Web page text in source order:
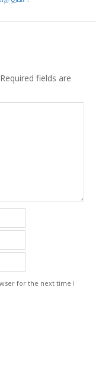
Required fields are
for the next time I